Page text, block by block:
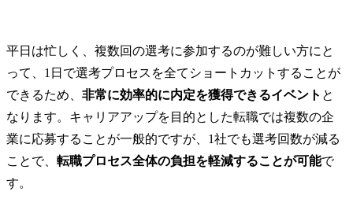
ロジェクトに参画することができます。アサインメントにつ
いても、組織の縦割りなどによる特定ソリューション、要件
定義などの特定プロジェクトフェーズしかアサインされない
状況など、アサインメントの制約がなく、また可能な限り進
行中プロジェクトを全コンサルタントに開示しており、自ら
希望を出すことも可能です。 自身の強みを元にした実績を
積むことで、特定インダストリー/ソリューション/フェーズ
を他領域や上流に広げていくなど、自身の希望に基づいたキ
せて長期的に働くことができる環境 当然のことながらコン
平日は忙しく、複数回の選考に参加するのが難しい方にと
って、1日で選考プロセスを全てショートカットすることが
できるため、 非常に効率的に内定を獲得できるイベント と
なります。キャリアアップを目的とした転職では複数の企
業に応募することが一般的ですが、1社でも選考回数が減る
ことで、 転職プロセス全体の負担を軽減することが可能で
す。